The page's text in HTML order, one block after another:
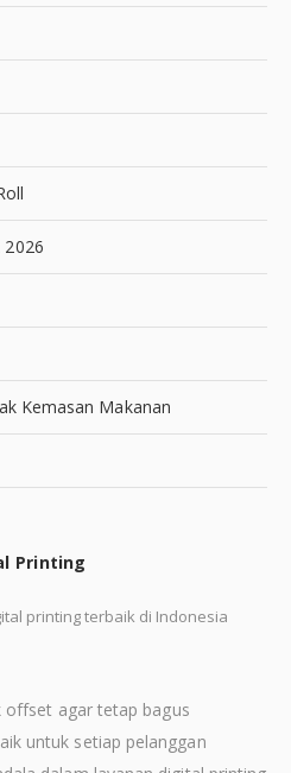
2026
Kemasan Makanan
Printing
printing terbaik di Indonesia
offset agar tetap bagus
untuk setiap pelanggan